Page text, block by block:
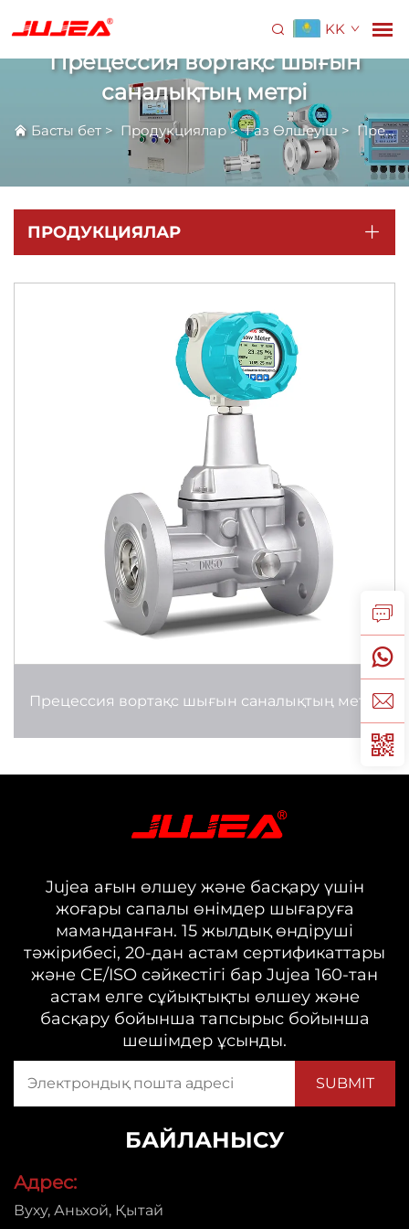
KK
Прецессия вортақс шығын
саналықтың метрі
Басты бет > Продукциялар>Газ Өлшеуіш > Прецессия вортақс шығын саналықтың метрі
ПРОДУКЦИЯЛАР
Прецессия вортақс шығын саналықтың метрі
Jujea ағын өлшеу және басқару үшін
жоғары сапалы өнімдер шығаруға
маманданған. 15 жылдық өндіруші
тәжірибесі, 20-дан астам сертификаттары
және CE/ISO сәйкестігі бар Jujea 160-тан
астам елге сұйықтықты өлшеу және
басқару бойынша тапсырыс бойынша
шешімдер ұсынды.
БАЙЛАНЫСУ
Адрес:
Вуху, Аньхой, Қытай